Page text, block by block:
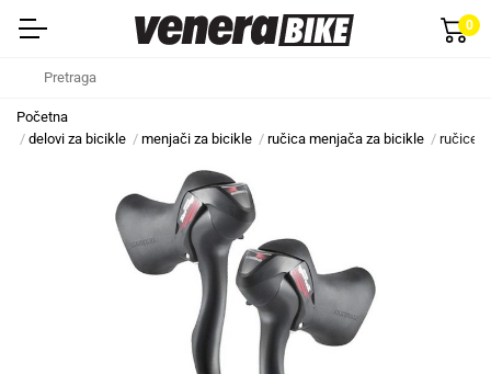
0
Početna
delovi za bicikle
menjači za bicikle ručica menjača za bicikle ručice